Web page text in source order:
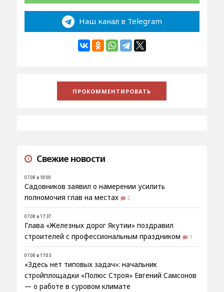
Наш канал в Telegram
Свежие новости
07.08 в 18:00
Садовников заявил о намерении усилить
полномочия глав на местах
2
07.08 в 17:37
Глава «Железных дорог Якутии» поздравил
строителей с профессиональным праздником
1
07.08 в 17:03
«Здесь нет типовых задач»: начальник
стройплощадки «Полюс Строя» Евгений Самсонов
— о работе в суровом климате